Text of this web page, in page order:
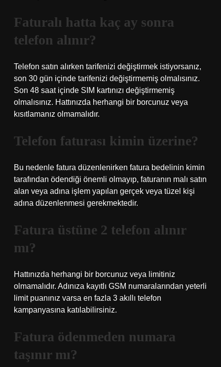
Faturalı hatta kaç ay sonra
telefon alınır?
Telefon satın alırken tarifenizi değiştirmek istiyorsanız,
son 30 gün içinde tarifenizi değiştirmemiş olmalısınız.
Son 48 saat içinde SIM kartınızı değiştirmemiş
olmalısınız. Hattınızda herhangi bir borcunuz veya
kısıtlamanız olmamalıdır.
Telefon faturası kimin üzerine?
Bu nedenle fatura düzenlenirken fatura bedelinin kimin
tarafından ödendiği önemli olmayıp, faturanın malı satın
alan veya adına işlem yapılan gerçek veya tüzel kişi
adına düzenlenmesi gerekmektedir.
Fatura üstüne 2 telefon alınır
mı?
Hattınızda herhangi bir borcunuz veya limitiniz
olmamalıdır. Adınıza kayıtlı GSM numaralarından yeterli
limit puanınız varsa en fazla 3 akıllı telefon
kampanyasına katılabilirsiniz.
Fatura ödenmeden numara
taşınır mı?